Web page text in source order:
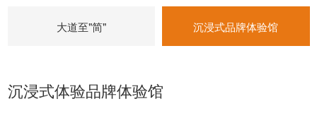
大道至"简" 沉浸式品牌体验馆
沉浸式体验品牌体验馆